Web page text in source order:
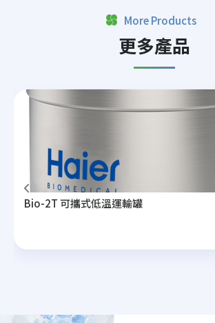
More Products
更多產品
Bio-2T 可攜式低溫運輸罐